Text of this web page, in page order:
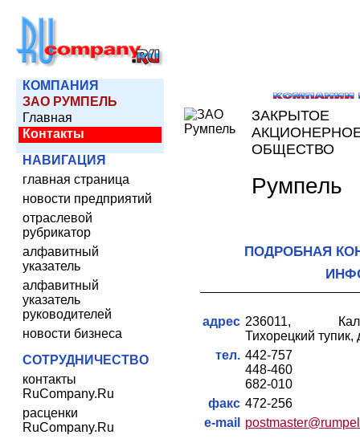
КОМПАНИЯ
ЗАО РУМПЕЛЬ
Главная
Контакты
НАВИГАЦИЯ
главная страница
новости предприятий
отраслевой
рубрикатор
алфавитный
указатель
алфавитный
указатель
руководителей
новости бизнеса
СОТРУДНИЧЕСТВО
контакты
RuCompany.Ru
расценки
RuCompany.Ru
ЗАКРЫТОЕ
ОБЩЕСТВО
Румпель
ПОДРОБНАЯ
адрес 236011,
Тихорецкий тупик,
тел. 442-757
448-460
682-010
факс 472-256
e-mail